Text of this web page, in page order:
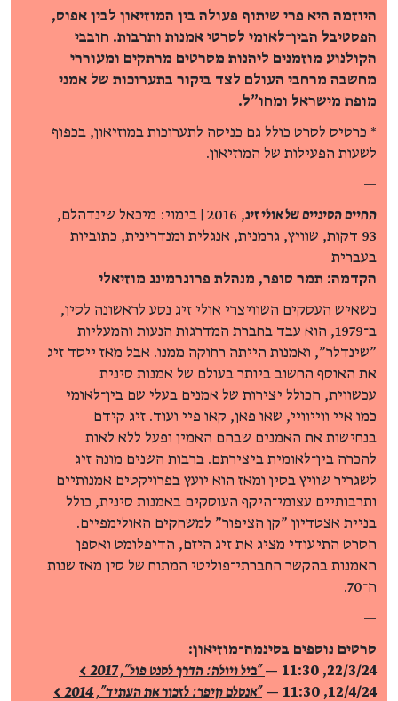
היוזמה היא פרי שיתוף פעולה בין המוזיאון לבין אפוס,
הפסטיבל הבין־לאומי לסרטי אמנות ותרבות. חובבי
הקולנוע מוזמנים ליהנות מסרטים מרתקים ומעוררי
מחשבה מרחבי העולם לצד ביקור בתערוכות של אמני
מופת מישראל ומחו"ל.
* כרטיס לסרט כולל גם כניסה לתערוכות במוזיאון, בכפוף
לשעות הפעילות של המוזיאון.
—
החיים הסיניים של אולי זיג
, 2016 | בימוי: מיכאל שינדהלם,
93 דקות, שוויץ, גרמנית, אנגלית ומנדרינית, כתוביות
בעברית
הקדמה: תמר סופר, מנהלת פרוגרמינג מוזיאלי
כשאיש העסקים השוויצרי אולי זיג נסע לראשונה לסין,
ב־1979, הוא עבד בחברת המדרגות הנעות והמעליות
"שינדלר", ואמנות הייתה רחוקה ממנו. אבל מאז ייסד זיג
את האוסף החשוב ביותר בעולם של אמנות סינית
עכשווית, הכולל יצירות של אמנים בעלי שם בין־לאומי
כמו איי ווייוויי, שאו פאן, קאו פיי ועוד. זיג קידם
בנחישות את האמנים שבהם האמין ופעל ללא לאות
להכרה בין־לאומית ביצירתם. ברבות השנים מונה זיג
לשגריר שוויץ בסין ומאז הוא יועץ בפרויקטים אמנותיים
ותרבותיים עצומי־היקף העוסקים באמנות סינית, כולל
בניית אצטדיון "קן הציפור" למשחקים האולימפיים.
הסרט התיעודי מציג את זיג היזם, הדיפלומט ואספן
האמנות בהקשר החברתי־פוליטי המתוח של סין מאז שנות
ה־70.
—
סרטים נוספים בסינמה־מוזיאון:
22/3/24, 11:30 —
"ביל ויולה: הדרך לסנט פול", 2017 >
12/4/24, 11:30 —
"אנסלם קיפר: לזכור את העתיד", 2014 >